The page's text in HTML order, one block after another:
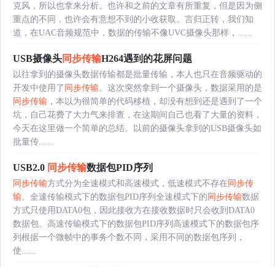
克风，所以也拿来分析。也许和之前的文章有所重复，但是因为侧
重点的不同，也许会有意想不到的小收获取。言归正转，我们知
道，在UAC音频规范中，数据的传输不像UVC摄像头那样，......
USB摄像头同步传输H264遇到的花屏问题
以往拿到的摄像头数据传输都是批量传输，本人也只在音频驱动的
开发中使用了 同步传输。这次突然拿到一个摄像头，数据采用的是
同步传输 ，本以为很简单的代码移植，却没有想到还是遇到了一个
坑，自己花费了大力气来排查，在这期间自己也看了大量的资料，
今天在这里做一个简单的总结。以前的摄像头拿到的USB摄像头如
批量传......
USB2.0 同步传输数据包PID序列
同步传输方式分为全速模式和高速模式，低速模式不存在 同步传
输。全速传输模式下的数据包PID序列全速模式下的 同步传输数据
方式只使用DATA0包，因此接收方在接收数据时只会收到DATA0
数据包。高速传输模式下的数据包PID序列高速模式下的数据包序
列根据一个微帧中的事务个数不同，采用不同的数据包序列，
使......